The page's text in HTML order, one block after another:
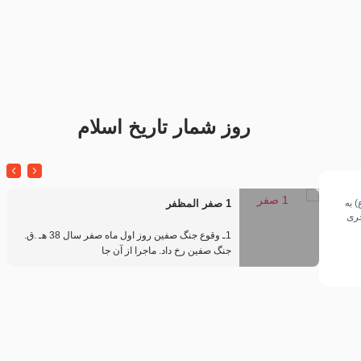
به
سال ۱۴۴۲هجری
روز شمار تاریخ اسلام
1 صفر المظفر
1ـ وقوع جنگ صفین روز اول ماه صفر سال 38 هـ .ق.
جنگ صفین رخ داد. ماجرا از آن جا